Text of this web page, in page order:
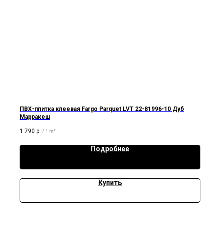
ПВХ-плитка клеевая Fargo Parquet LVT 22-81996-10 Дуб
Марракеш
1 790 р. / 1 m²
Подробнее
Купить